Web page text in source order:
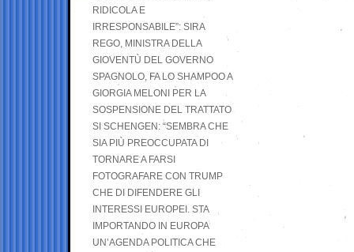
RIDICOLA E
IRRESPONSABILE”: SIRA
REGO, MINISTRA DELLA
GIOVENTÙ DEL GOVERNO
SPAGNOLO, FA LO SHAMPOO A
GIORGIA MELONI PER LA
SOSPENSIONE DEL TRATTATO
SI SCHENGEN: “SEMBRA CHE
SIA PIÙ PREOCCUPATA DI
TORNARE A FARSI
FOTOGRAFARE CON TRUMP
CHE DI DIFENDERE GLI
INTERESSI EUROPEI. STA
IMPORTANDO IN EUROPA
UN’AGENDA POLITICA CHE